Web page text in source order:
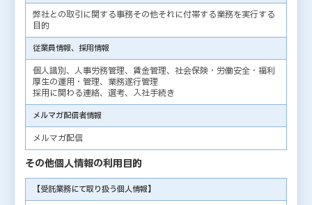
弊社との取引に関する事務その他それに付帯する業務を実行する
目的
従業員情報、採用情報
個人識別、人事労務管理、賃金管理、社会保険・労働安全・福利
厚生の運用・管理、業務遂行管理
採用に関わる連絡、選考、入社手続き
メルマガ配信者情報
メルマガ配信
その他個人情報の利用目的
【受託業務にて取り扱う個人情報】